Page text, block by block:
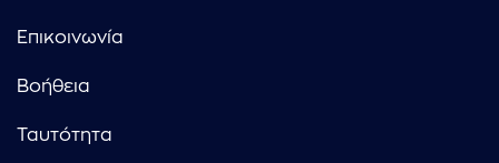
Επικοινωνία
Βοήθεια
Ταυτότητα